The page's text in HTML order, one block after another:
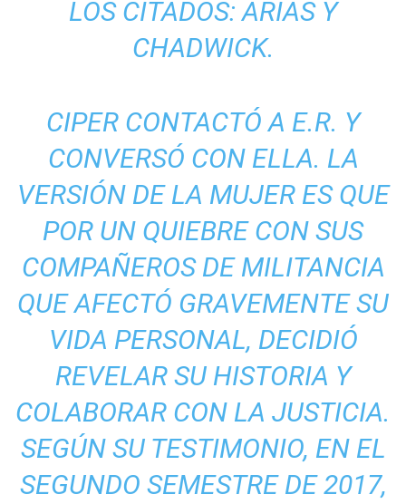
LOS CITADOS: ARIAS Y
CHADWICK.
CIPER CONTACTÓ A E.R. Y
CONVERSÓ CON ELLA. LA
VERSIÓN DE LA MUJER ES QUE
POR UN QUIEBRE CON SUS
COMPAÑEROS DE MILITANCIA
QUE AFECTÓ GRAVEMENTE SU
VIDA PERSONAL, DECIDIÓ
REVELAR SU HISTORIA Y
COLABORAR CON LA JUSTICIA.
SEGÚN SU TESTIMONIO, EN EL
SEGUNDO SEMESTRE DE 2017,